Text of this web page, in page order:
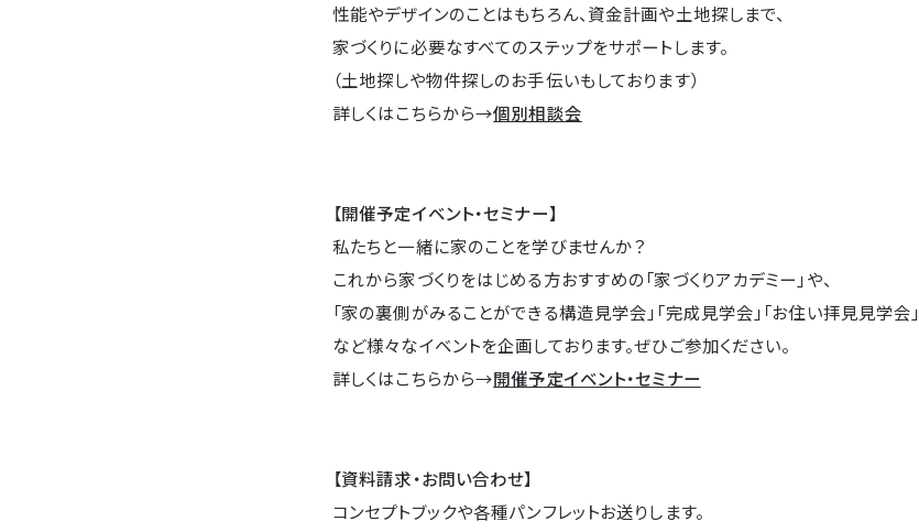
性能やデザインのことはもちろん、資金計画や土地探しまで、
家づくりに必要なすべてのステップをサポートします。
（土地探しや物件探しのお手伝いもしております）
詳しくはこちらから→個別相談会
【開催予定イベント・セミナー】
私たちと一緒に家のことを学びませんか？
これから家づくりをはじめる方おすすめの「家づくりアカデミー」や、
「家の裏側がみることができる構造見学会」「完成見学会」「お住い拝見見学会」
など様々なイベントを企画しております。ぜひご参加ください。
詳しくはこちらから→開催予定イベント・セミナー
【資料請求・お問い合わせ】
コンセプトブックや各種パンフレットお送りします。